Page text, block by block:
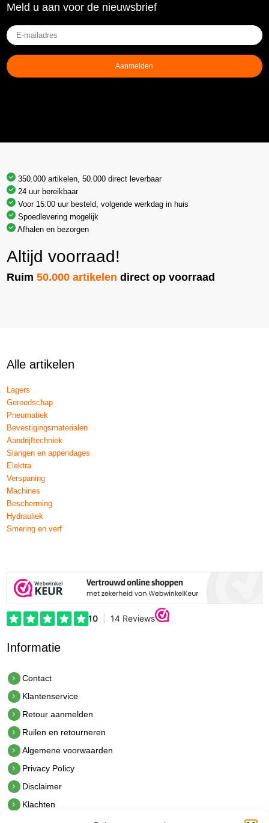
Meld u aan voor de nieuwsbrief
E-
mailadres(Vereist)
Aanmelden
350.000 artikelen, 50.000 direct leverbaar
24 uur bereikbaar
Voor 15:00 uur besteld, volgende werkdag in huis
Spoedlevering mogelijk
Afhalen en bezorgen
Altijd voorraad!
Ruim50.000 artikelen direct op voorraad
Alle artikelen
Lagers
Gereedschap
Pneumatiek
Bevestigingsmaterialen
Aandrijftechniek
Slangen en appendages
Elektra
Verspaning
Machines
Bescherming
Hydrauliek
Smering en verf
Informatie
Contact
Klantenservice
Retour aanmelden
Ruilen en retourneren
Algemene voorwaarden
Privacy Policy
Disclaimer
Klachten